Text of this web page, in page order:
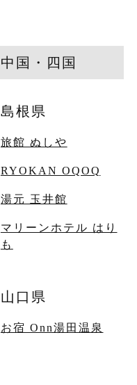
中国・四国
島根県
旅館 ぬしや
RYOKAN OQOQ
湯元 玉井館
マリーンホテル はり
も
山口県
お宿 Onn湯田温泉